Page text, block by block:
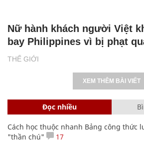
THẾ GIỚI
Nữ hành khách người Việt
bay Philippines vì bị phạt
XEM THÊM BÀI VIẾT
Đọc nhiều
Cách học thuộc nhanh Bảng công thức
"thần chú"
17